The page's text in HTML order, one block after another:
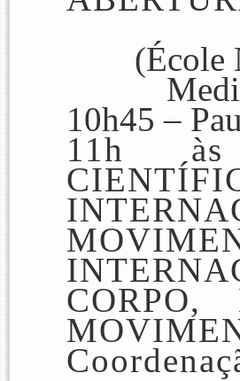
(École
10h45 –
11h às